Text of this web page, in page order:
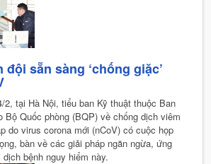
đội sẵn sàng ‘chống giặc’
2, tại Hà Nội, tiểu ban Kỹ thuật thuộc Ban
Bộ Quốc phòng (BQP) về chống dịch viêm
do virus corona mới (nCoV) có cuộc họp
bàn về các giải pháp ngăn ngừa, ứng
dịch bệnh nguy hiểm này.